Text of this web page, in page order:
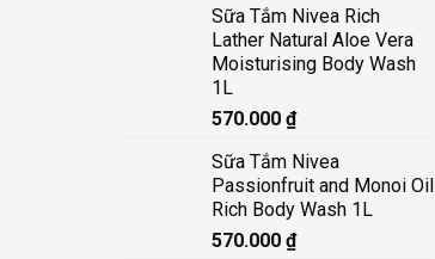
Sữa Tắm Nivea Rich
Lather Natural Aloe Vera
Moisturising Body Wash
1L
570.000 ₫
Sữa Tắm Nivea
Passionfruit and Monoi Oil
Rich Body Wash 1L
570.000 ₫